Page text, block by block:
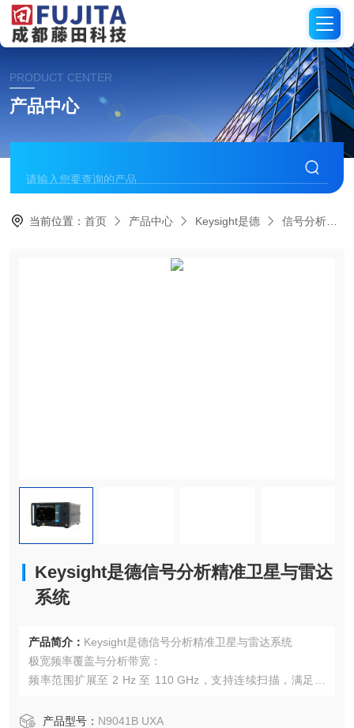
PRODUCT CENTER
产品中心
当前位置：首页 产品中心 Keysight是德 信号分析仪
Keysight是德信号分析精准卫星与雷达
系统
产品简介： Keysight是德信号分析精准卫星与雷达系统
极宽频率覆盖与分析带宽：
频率范围扩展至 2 Hz 至 110 GHz，支持连续扫描，满足毫
内部分析带宽高达 1 GHz，外部分析带宽可达 5 GHz，适用
产品型号： N9041B UXA